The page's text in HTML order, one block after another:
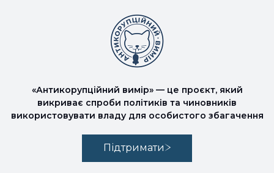
«Антикорупційний вимір» — це проєкт, який
викриває спроби політиків та чиновників
використовувати владу для особистого збагачення
Підтримати